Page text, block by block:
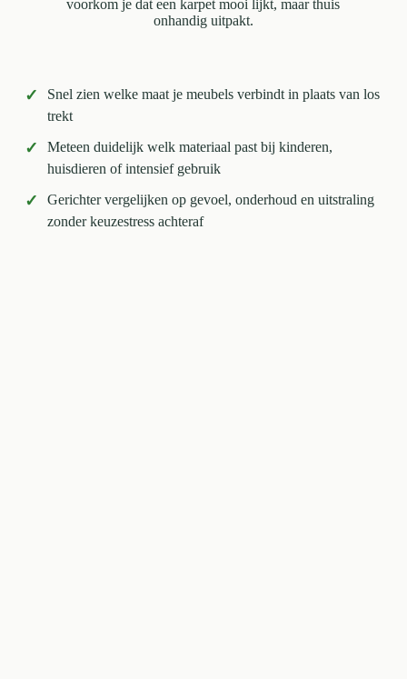
voorkom je dat een karpet mooi lijkt, maar thuis
onhandig uitpakt.
✓
Snel zien welke maat je meubels verbindt in plaats van los
trekt
✓
Meteen duidelijk welk materiaal past bij kinderen,
huisdieren of intensief gebruik
✓
Gerichter vergelijken op gevoel, onderhoud en uitstraling
zonder keuzestress achteraf